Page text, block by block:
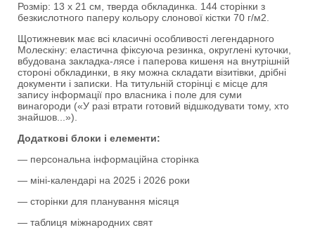
Розмір: 13 x 21 см, тверда обкладинка. 144 сторінки з
безкислотного паперу кольору слонової кістки 70 г/м2.
Щотижневик має всі класичні особливості легендарного
Молескіну: еластична фіксуюча резинка, округлені куточки,
вбудована закладка-лясе і паперова кишеня на внутрішній
стороні обкладинки, в яку можна складати візитівки, дрібні
документи і записки. На титульній сторінці є місце для
запису інформації про власника і поле для суми
винагороди («У разі втрати готовий відшкодувати тому, хто
знайшов...»).
Додаткові блоки і елементи:
— персональна інформаційна сторінка
— міні-календарі на 2025 і 2026 роки
— сторінки для планування місяця
— таблиця міжнародних свят